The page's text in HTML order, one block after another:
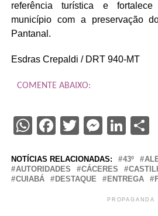
referência turística e
município com a preservação
Pantanal.
Esdras Crepaldi / DRT 940-MT
COMENTE ABAIXO:
WhatsApp
Facebook
Twitter
NOTÍCIAS RELACIONADAS: 43º
AUTORIDADES
CÁCERES
CUIABÁ
DESTAQUE ENTREGA
PROPAGANDA